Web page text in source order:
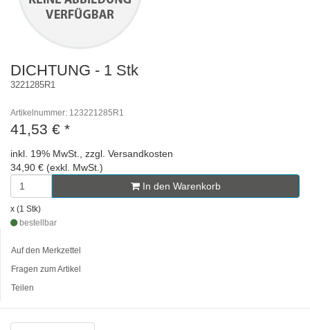
DICHTUNG - 1 Stk
3221285R1
Artikelnummer: 123221285R1
41,53 € *
inkl. 19% MwSt., zzgl. Versandkosten
34,90 € (exkl. MwSt.)
In den Warenkorb
x (1 Stk)
bestellbar
Auf den Merkzettel
Fragen zum Artikel
Teilen